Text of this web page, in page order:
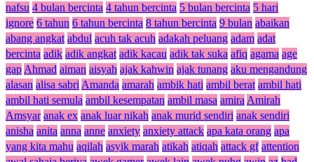
nafsu 4 bulan bercinta 4 tahun bercinta 5 bulan bercinta 5 hari
ignore 6 tahun 6 tahun bercinta 8 tahun bercinta 9 bulan abaikan
abang angkat abdul acuh tak acuh adakah peluang adam adat
bercinta adik adik angkat adik kacau adik tak suka afiq agama age
gap Ahmad aiman aisyah ajak kahwin ajak tunang aku mengandung
alasan alisa sabri Amanda amarah ambik hati ambil berat ambil hati
ambil hati semula ambil kesempatan ambil masa amira Amirah
Amsyar anak ex anak luar nikah anak murid sendiri anak sendiri
anisha anita anna anne anxiety anxiety attack apa kata orang apa
yang kita mahu aqilah asyik marah atikah atiqah attack gf attention